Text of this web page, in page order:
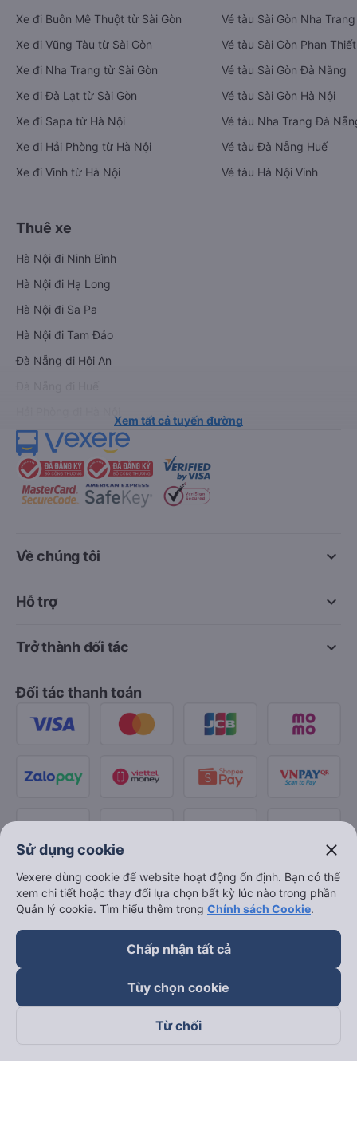
Xe đi Buôn Mê Thuột từ Sài Gòn
Xe đi Vũng Tàu từ Sài Gòn
Xe đi Nha Trang từ Sài Gòn
Xe đi Đà Lạt từ Sài Gòn
Xe đi Sapa từ Hà Nội
Xe đi Hải Phòng từ Hà Nội
Xe đi Vinh từ Hà Nội
Vé tàu Sài Gòn Nha Trang
Vé tàu Sài Gòn Phan Thiết
Vé tàu Sài Gòn Đà Nẵng
Vé tàu Sài Gòn Hà Nội
Vé tàu Nha Trang Đà
Vé tàu Đà Nẵng Huế
Vé tàu Hà Nội Vinh
Thuê xe
Hà Nội đi Ninh Bình
Hà Nội đi Hạ Long
Hà Nội đi Sa Pa
Hà Nội đi Tam Đảo
Đà Nẵng đi Hội An
Xem tất cả tuyến đường
keyboard_arrow_down
Về chúng tôi
keyboard_arrow_down
Hỗ trợ
keyboard_arrow_down
Trở thành đối tác
Đối tác thanh toán
Theo dõi chúng tôi trên
Sử dụng cookie close
Vexere dùng cookie để website hoạt động ổn định. Bạn có thể
xem chi tiết hoặc thay đổi lựa chọn bất kỳ lúc nào trong phần
Quản lý cookie. Tìm hiểu thêm trong Chính sách Cookie.
Chấp nhận tất cả
Tùy chọn cookie
Từ chối